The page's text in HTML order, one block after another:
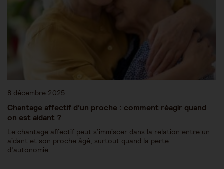
8 décembre 2025
Chantage affectif d’un proche : comment réagir quand
on est aidant ?
Le chantage affectif peut s’immiscer dans la relation entre un
aidant et son proche âgé, surtout quand la perte
d’autonomie…